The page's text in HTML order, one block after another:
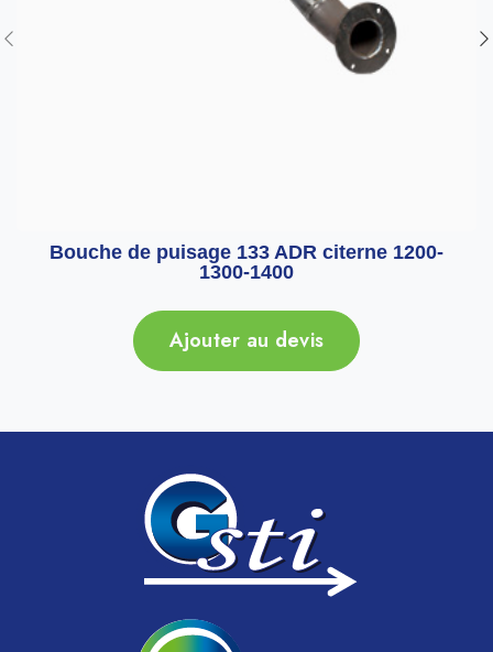
Bouche de puisage 133 ADR citerne 1200-
1300-1400
Ajouter au devis